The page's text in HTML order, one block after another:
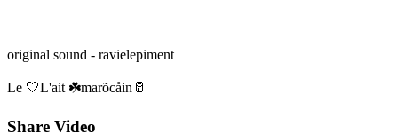
original sound - ravielepiment
Le 🤍L'ait ☘️marõcåin🥛
Share Video